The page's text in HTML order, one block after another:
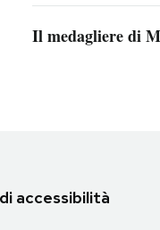
Il medagliere di
accessibilità